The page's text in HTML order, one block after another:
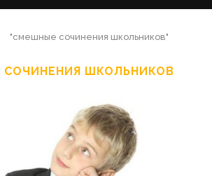
"смешные сочинения школьников"
ШКОЛЬНИКОВ